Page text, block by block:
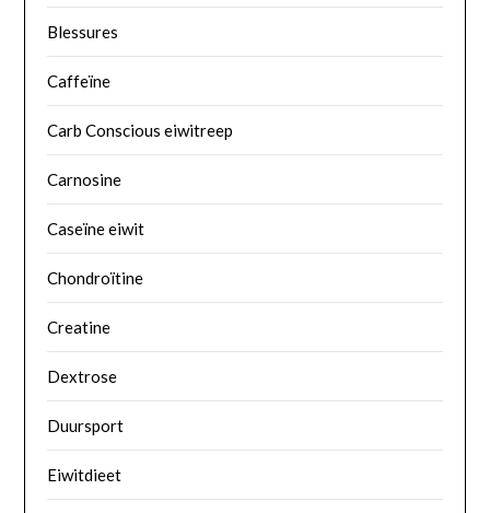
Blessures
Caffeïne
Carb Conscious eiwitreep
Carnosine
Caseïne eiwit
Chondroïtine
Creatine
Dextrose
Duursport
Eiwitdieet